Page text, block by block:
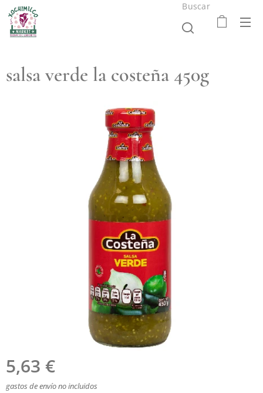
Buscar
salsa verde la costeña 450g
5,63 €
gastos de envío no incluidos